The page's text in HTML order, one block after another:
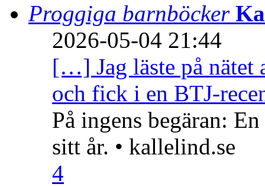
Proggiga barnböcker
2026-05-04 21:44
[…] Jag läste på nätet
och fick i en BTJ-
På ingens begäran:
sitt år. • kallelind.se
4